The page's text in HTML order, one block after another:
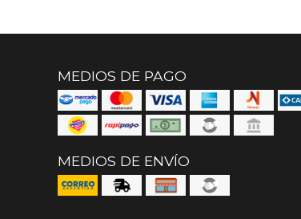
MEDIOS DE PAGO
MEDIOS DE ENVÍO